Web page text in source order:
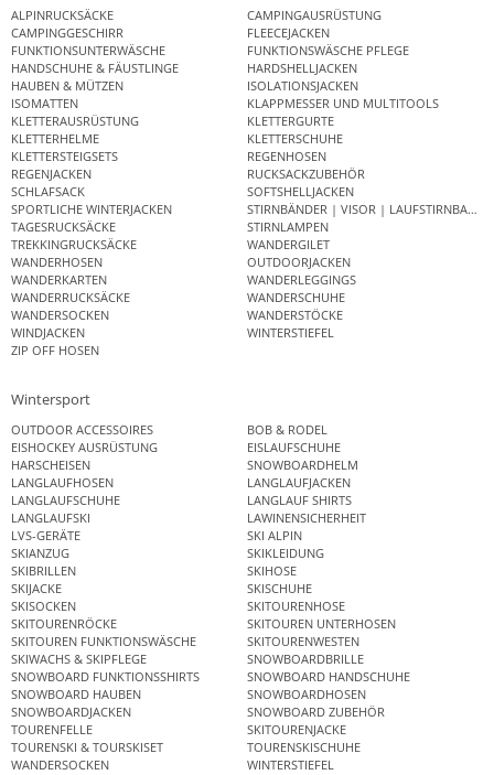
ALPINRUCKSÄCKE
CAMPINGAUSRÜSTUNG
CAMPINGGESCHIRR
FLEECEJACKEN
FUNKTIONSUNTERWÄSCHE
FUNKTIONSWÄSCHE PFLEGE
HANDSCHUHE & FÄUSTLINGE
HARDSHELLJACKEN
HAUBEN & MÜTZEN
ISOLATIONSJACKEN
ISOMATTEN
KLAPPMESSER UND MULTITOOLS
KLETTERAUSRÜSTUNG
KLETTERGURTE
KLETTERHELME
KLETTERSCHUHE
KLETTERSTEIGSETS
REGENHOSEN
REGENJACKEN
RUCKSACKZUBEHÖR
SCHLAFSACK
SOFTSHELLJACKEN
SPORTLICHE WINTERJACKEN
STIRNBÄNDER | VISOR | LAUFSTIRNBAND
TAGESRUCKSÄCKE
STIRNLAMPEN
TREKKINGRUCKSÄCKE
WANDERGILET
WANDERHOSEN
OUTDOORJACKEN
WANDERKARTEN
WANDERLEGGINGS
WANDERRUCKSÄCKE
WANDERSCHUHE
WANDERSOCKEN
WANDERSTÖCKE
WINDJACKEN
WINTERSTIEFEL
ZIP OFF HOSEN
Wintersport
OUTDOOR ACCESSOIRES
BOB & RODEL
EISHOCKEY AUSRÜSTUNG
EISLAUFSCHUHE
HARSCHEISEN
SNOWBOARDHELM
LANGLAUFHOSEN
LANGLAUFJACKEN
LANGLAUFSCHUHE
LANGLAUF SHIRTS
LANGLAUFSKI
LAWINENSICHERHEIT
LVS-GERÄTE
SKI ALPIN
SKIANZUG
SKIKLEIDUNG
SKIBRILLEN
SKIHOSE
SKIJACKE
SKISCHUHE
SKISOCKEN
SKITOURENHOSE
SKITOURENRÖCKE
SKITOUREN UNTERHOSEN
SKITOUREN FUNKTIONSWÄSCHE
SKITOURENWESTEN
SKIWACHS & SKIPFLEGE
SNOWBOARDBRILLE
SNOWBOARD FUNKTIONSSHIRTS
SNOWBOARD HANDSCHUHE
SNOWBOARD HAUBEN
SNOWBOARDHOSEN
SNOWBOARDJACKEN
SNOWBOARD ZUBEHÖR
TOURENFELLE
SKITOURENJACKE
TOURENSKI & TOURSKISET
TOURENSKISCHUHE
WANDERSOCKEN
WINTERSTIEFEL